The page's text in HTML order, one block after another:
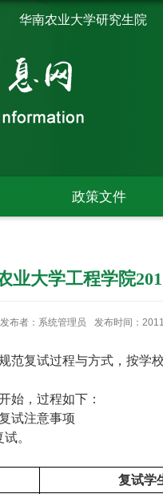
华南农业大学研究生院
政策文件
业大学工程学院
发布者：系统管理员 发布时间：
范复试过程与方式，按学
始，过程如下：
试注意事项
。
复试学